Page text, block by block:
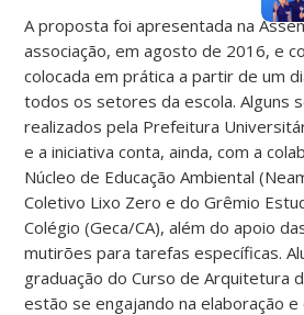
A proposta foi apresentada na
associação, em agosto de 2016, e
colocada em prática a partir de um
todos os setores da escola. Alguns
realizados pela Prefeitura
e a iniciativa conta, ainda, com a
Núcleo de Educação Ambiental
Coletivo Lixo Zero e do Grêmio
Colégio (Geca/CA), além do apoio
mutirões para tarefas específicas.
graduação do Curso de Arquitetura
estão se engajando na elaboração e